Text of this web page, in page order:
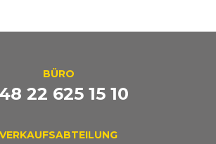
BÜRO
22 625 15 10
VERKAUFSABTEILUNG